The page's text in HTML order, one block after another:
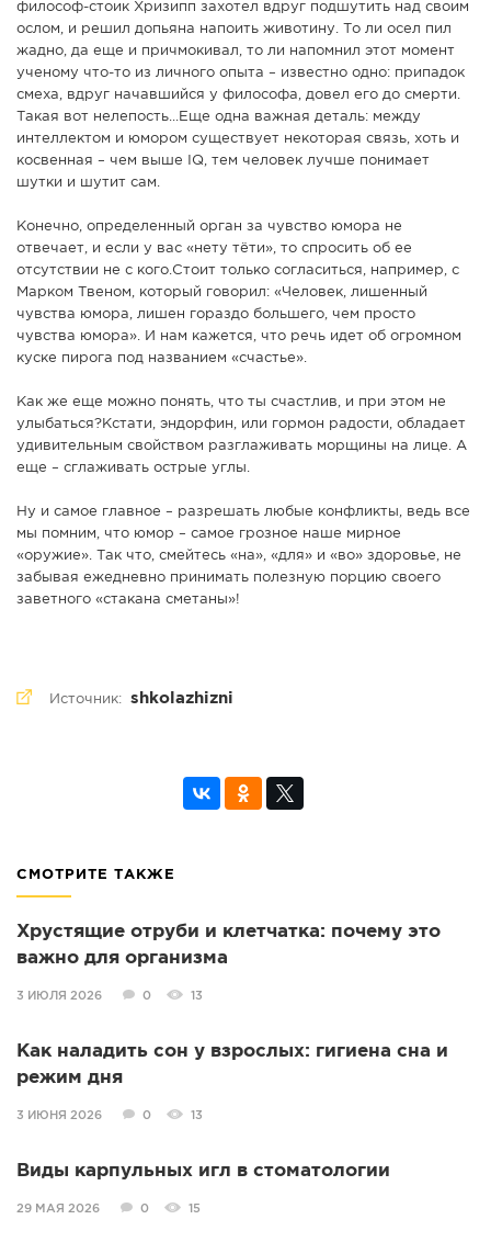
философ-стоик Хризипп захотел вдруг подшутить над своим
ослом, и решил допьяна напоить животину. То ли осел пил
жадно, да еще и причмокивал, то ли напомнил этот момент
ученому что-то из личного опыта – известно одно: припадок
смеха, вдруг начавшийся у философа, довел его до смерти.
Такая вот нелепость...Еще одна важная деталь: между
интеллектом и юмором существует некоторая связь, хоть и
косвенная – чем выше IQ, тем человек лучше понимает
шутки и шутит сам.
Конечно, определенный орган за чувство юмора не
отвечает, и если у вас «нету тёти», то спросить об ее
отсутствии не с кого.Стоит только согласиться, например, с
Марком Твеном, который говорил: «Человек, лишенный
чувства юмора, лишен гораздо большего, чем просто
чувства юмора». И нам кажется, что речь идет об огромном
куске пирога под названием «счастье».
Как же еще можно понять, что ты счастлив, и при этом не
улыбаться?Кстати, эндорфин, или гормон радости, обладает
удивительным свойством разглаживать морщины на лице. А
еще – сглаживать острые углы.
Ну и самое главное – разрешать любые конфликты, ведь все
мы помним, что юмор – самое грозное наше мирное
«оружие». Так что, смейтесь «на», «для» и «во» здоровье, не
забывая ежедневно принимать полезную порцию своего
заветного «стакана сметаны»!
Источник: shkolazhizni
СМОТРИТЕ ТАКЖЕ
Хрустящие отруби и клетчатка: почему это
важно для организма
3 ИЮЛЯ 2026 0 13
Как наладить сон у взрослых: гигиена сна и
режим дня
3 ИЮНЯ 2026 0 13
Виды карпульных игл в стоматологии
29 МАЯ 2026 0 15